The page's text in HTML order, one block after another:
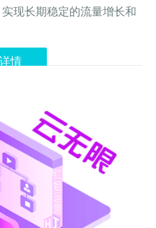
现长期稳定的流量增长和
情